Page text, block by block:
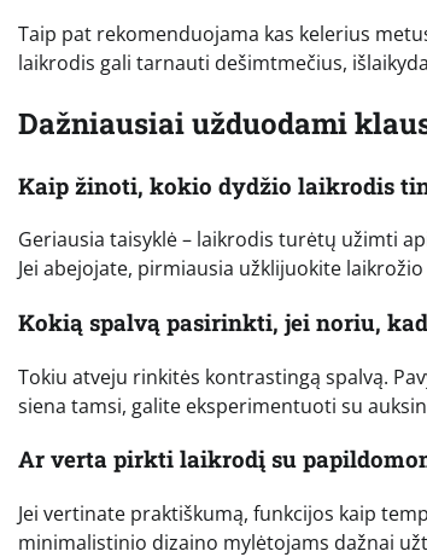
Taip pat rekomenduojama kas kelerius
laikrodis gali tarnauti dešimtmečius,
Dažniausiai užduodami
Kaip žinoti, kokio dydžio laikrodis
Geriausia taisyklė – laikrodis turėtų užimti
Jei abejojate, pirmiausia užklijuokite
Kokią spalvą pasirinkti, jei noriu,
Tokiu atveju rinkitės kontrastingą spalvą.
siena tamsi, galite eksperimentuoti su
Ar verta pirkti laikrodį su
Jei vertinate praktiškumą, funkcijos kaip
minimalistinio dizaino mylėtojams dažnai